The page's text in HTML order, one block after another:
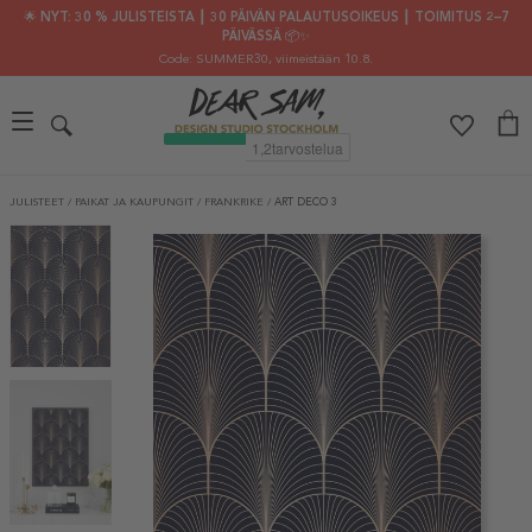
🌟 NYT: 30 % JULISTEISTA ┃ 30 PÄIVÄN PALAUTUSOIKEUS ┃ TOIMITUS 2–7
PÄIVÄSSÄ 📦✨
Code: SUMMER30, viimeistään 10.8.
JULISTEET / PAIKAT JA KAUPUNGIT / FRANKRIKE / ART DECO 3